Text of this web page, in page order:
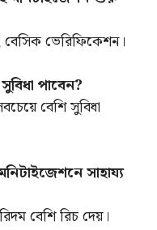
ভেরিফিকেশন।
পাবেন?
বেশি সুবিধা
সাহায্য
বেশি রিচ দেয়।